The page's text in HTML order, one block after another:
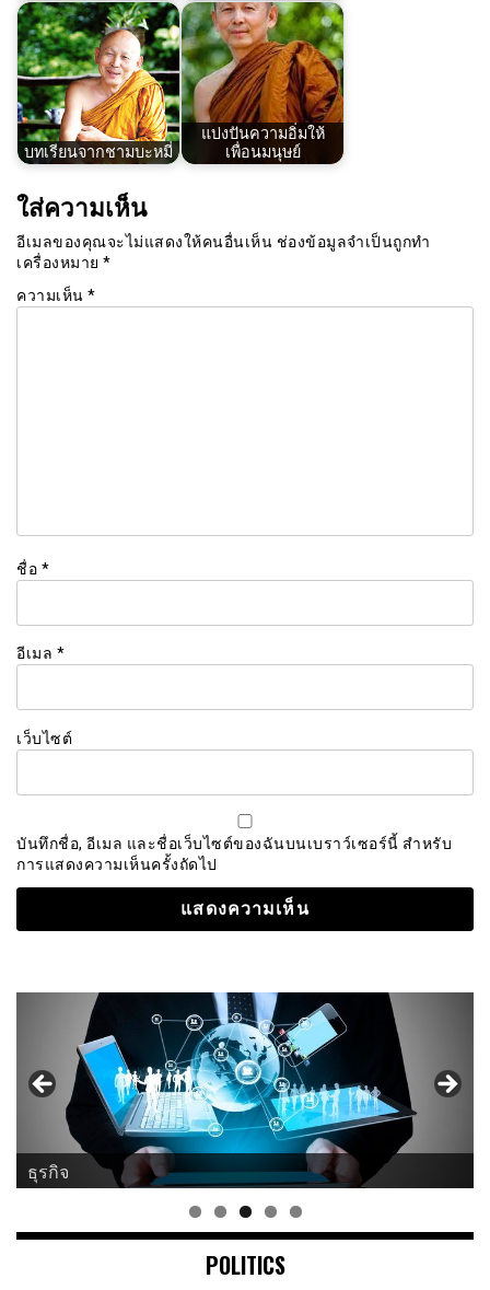
บทเรียนจากชามบะหมี่
แบ่งปันความอิ่มให้
เพื่อนมนุษย์
ใส่ความเห็น
อีเมลของคุณจะไม่แสดงให้คนอื่นเห็น ช่องข้อมูลจำเป็นถูกทำ
เครื่องหมาย *
ความเห็น *
ชื่อ *
อีเมล *
เว็บไซต์
บันทึกชื่อ, อีเมล และชื่อเว็บไซต์ของฉันบนเบราว์เซอร์นี้ สำหรับ
การแสดงความเห็นครั้งถัดไป
ธุรกิจ
POLITICS